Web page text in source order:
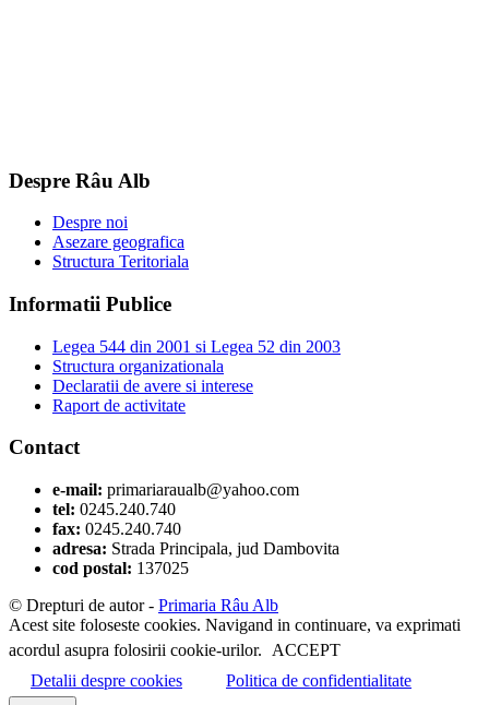
Despre Râu Alb
Despre noi
Asezare geografica
Structura Teritoriala
Informatii Publice
Legea 544 din 2001 si Legea 52 din 2003
Structura organizationala
Declaratii de avere si interese
Raport de activitate
Contact
e-mail: primariaraualb@yahoo.com
tel: 0245.240.740
fax: 0245.240.740
adresa: Strada Principala, jud Dambovita
cod postal: 137025
© Drepturi de autor - Primaria Râu Alb
Acest site foloseste cookies. Navigand in continuare, va exprimati
acordul asupra folosirii cookie-urilor.
ACCEPT
Detalii despre cookies
Politica de confidentialitate